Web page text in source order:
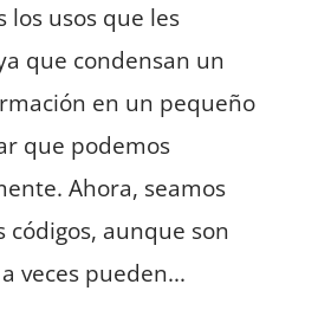
los usos que les
que condensan un
en un pequeño
que podemos
Ahora, seamos
códigos, aunque son
veces pueden...